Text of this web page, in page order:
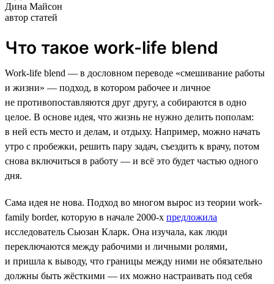
Дина Майсон
автор статей
Что такое work-life blend
Work-life blend — в дословном переводе «смешивание работы
и жизни» — подход, в котором рабочее и личное
не противопоставляются друг другу, а собираются в одно
целое. В основе идея, что жизнь не нужно делить пополам:
в ней есть место и делам, и отдыху. Например, можно начать
утро с пробежки, решить пару задач, съездить к врачу, потом
снова включиться в работу — и всё это будет частью одного
дня.
Сама идея не нова. Подход во многом вырос из теории work-
family border, которую в начале 2000-х предложила
исследователь Сьюзан Кларк. Она изучала, как люди
переключаются между рабочими и личными ролями,
и пришла к выводу, что границы между ними не обязательно
должны быть жёсткими — их можно настраивать под себя